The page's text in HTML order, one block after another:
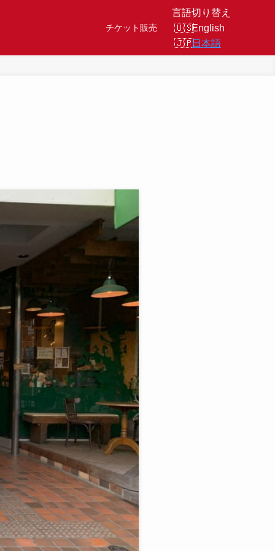
チケット販売
言語切り替え
English
日本語